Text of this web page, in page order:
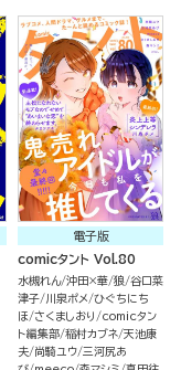
電子版
comicタント Vol.80
水槻れん 沖田×華 狼 谷口菜
津子 川泉ポメ ひぐちにち
ほ さくましおり
comicタン
ト編集部 稲村カブネ 天池康
夫 尚騎ユウ 三河尻あ